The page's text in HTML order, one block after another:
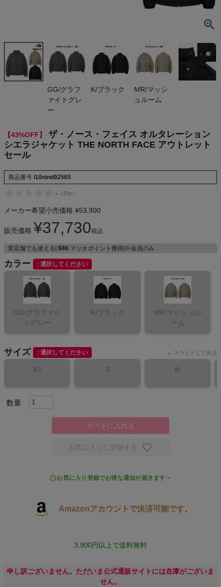
エラジャケッ
ト THE NOR
TH FACE ア
ウトレット セ
ール
THE NORTH FACE
NIKE
CHUMS
HOKA
もっと見る
メンズカジュアルウェア
レディースカジュアルウェア
メンズスポーツウェア
スポーツシューズ
もっと見る
GG/グラフ
ァイトグレ
ー
K/ブラック
MR/マッシ
ュルーム
【43%OFF】
ザ・ノース・フェイス オルタレーション
シエラジャケット THE NORTH FACE アウトレット
セール
商品番号 i10nind92565
- （0件 ）
メーカー希望小売価格 ¥53,900
販売価格 ¥37,730税込
実店舗でも使える[ 686 マリオポイント獲得]※会員のみ
カラー 選択してください
GG/グラファイ
トグレー
K/ブラック
MR/マッシュル
ーム
サイズ 選択してください
XS S M
カートに入れる
お気に入りに登録する
お気に入り登録でお得な通知が届きます
Amazonアカウントで決済可能です。
3,900円以上で送料無料
申し訳ございません。ただいま公式通販サイトには在庫がございま
せん。